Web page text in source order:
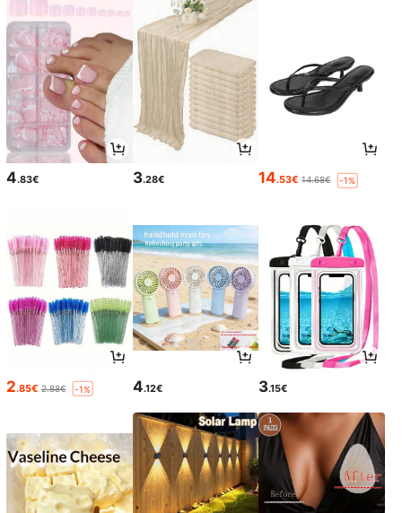
4.83€ 3.28€ 14.53€ 14.68€ -1%
2.85€ 2.88€ -1% 4.12€ 3.15€